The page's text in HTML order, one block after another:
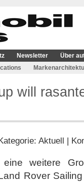
Newsletter
Über
will
Aktuell |
weitere
Rover